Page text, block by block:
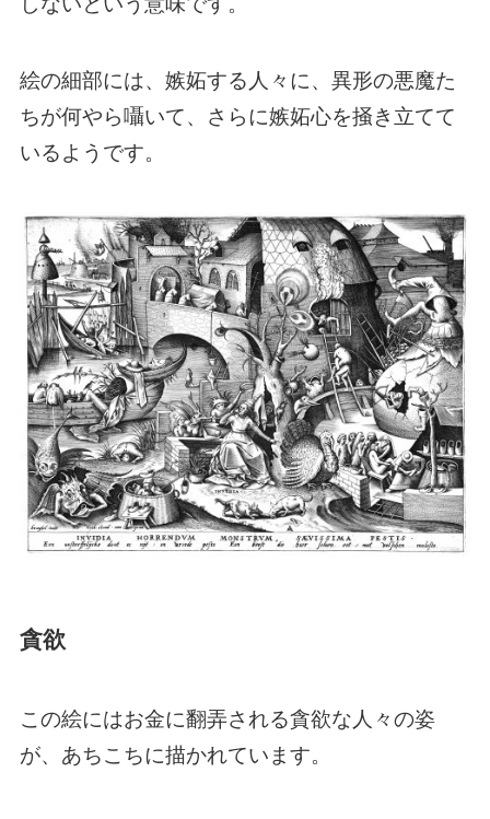
絵の細部には、嫉妬する人々に、異形の悪魔た
ちが何やら囁いて、さらに嫉妬心を掻き立てて
いるようです。
貪欲
この絵にはお金に翻弄される貪欲な人々の姿
が、あちこちに描かれています。